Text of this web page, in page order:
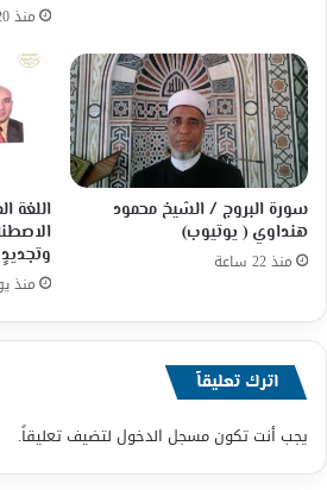
منذ 20 ساعة
سورة البروج / الشيخ محمود
هنداوي ( يوتيوب)
منذ 22 ساعة
اللغة
منذ
اترك تعليقاً
يجب أنت تكونمسجل الدخول لتضيف تعليقاً.